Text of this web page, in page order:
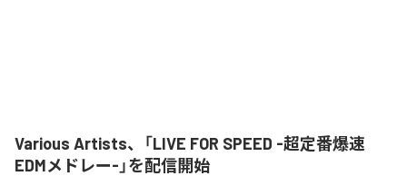
Various Artists、「LIVE FOR SPEED -超定番爆速
EDMメドレー-」を配信開始